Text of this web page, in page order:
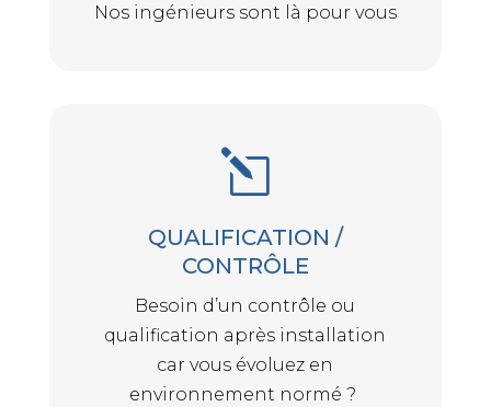
Nos ingénieurs sont là pour vous
l
QUALIFICATION /
CONTRÔLE
Besoin d’un contrôle ou
qualification après installation
car vous évoluez en
environnement normé ?